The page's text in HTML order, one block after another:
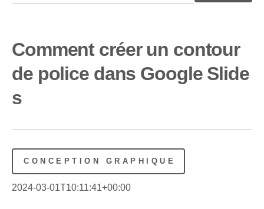
Comment créer un contour
de police dans Google Slide
s
CONCEPTION GRAPHIQUE
2024-03-01T10:11:41+00:00